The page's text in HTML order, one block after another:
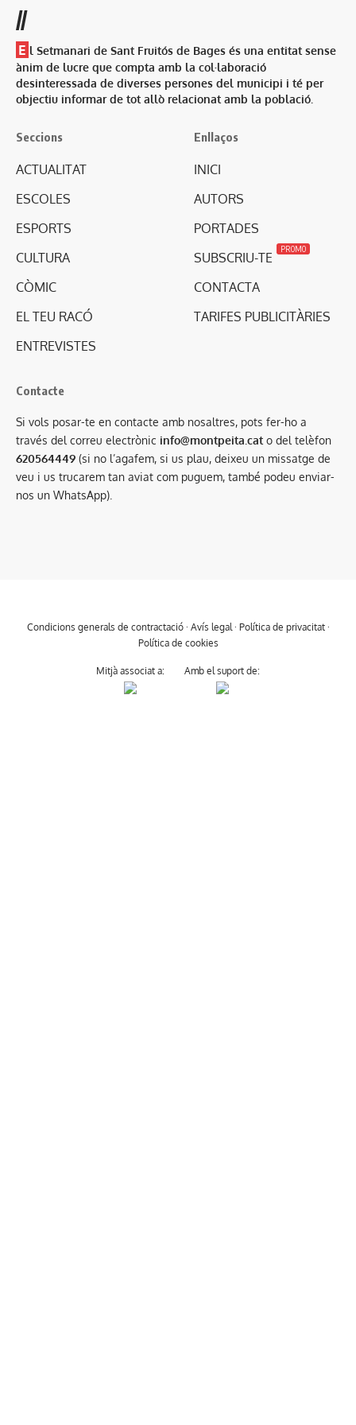
//
E l Setmanari de Sant Fruitós de Bages és una entitat sense
ànim de lucre que compta amb la col·laboració
desinteressada de diverses persones del municipi i té per
objectiu informar de tot allò relacionat amb la població.
Seccions
ACTUALITAT
ESCOLES
ESPORTS
CULTURA
CÒMIC
EL TEU RACÓ
ENTREVISTES
Enllaços
INICI
AUTORS
PORTADES
SUBSCRIU-TE
PROMO
CONTACTA
TARIFES PUBLICITÀRIES
Contacte
Si vols posar-te en contacte amb nosaltres, pots fer-ho a
través del correu electrònic info@montpeita.cat o del telèfon
620564449 (si no l’agafem, si us plau, deixeu un missatge de
veu i us trucarem tan aviat com puguem, també podeu enviar-
nos un WhatsApp).
Condicions generals de contractació· Avís legal· Política de privacitat·
Política de cookies
Mitjà associat a: Amb el suport de: